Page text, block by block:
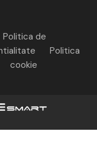
Politica de
Politica
cookie